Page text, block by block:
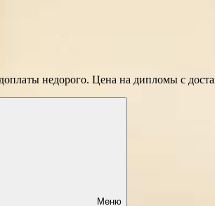
недорого. Цена на дипломы с
Меню